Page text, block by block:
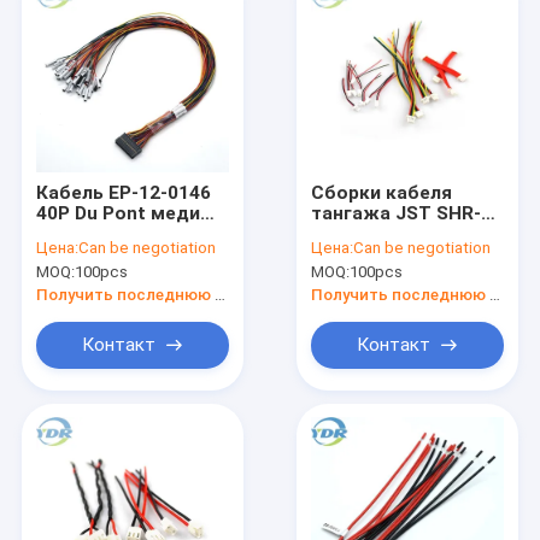
Продукты
О нас
Кабель EP-12-0146
40P Du Pont меди
M-2830-01-G
Цена:Can be negotiation
MOQ:100pcs
Получить последнюю цену
Контакт
Сборки кабеля
тангажа JST SHR-
проводки провода
1571 28AWG
Цена:Can be negotiation
MOQ:100pcs
Получить последнюю цену
Контакт